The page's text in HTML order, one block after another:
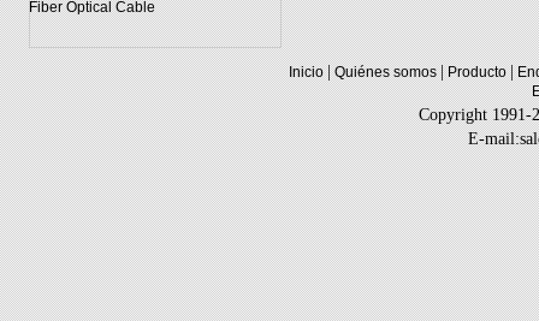
Fiber Optical Cable
Inicio|Quiénes somos|Producto|
Copyright 1991-
E-